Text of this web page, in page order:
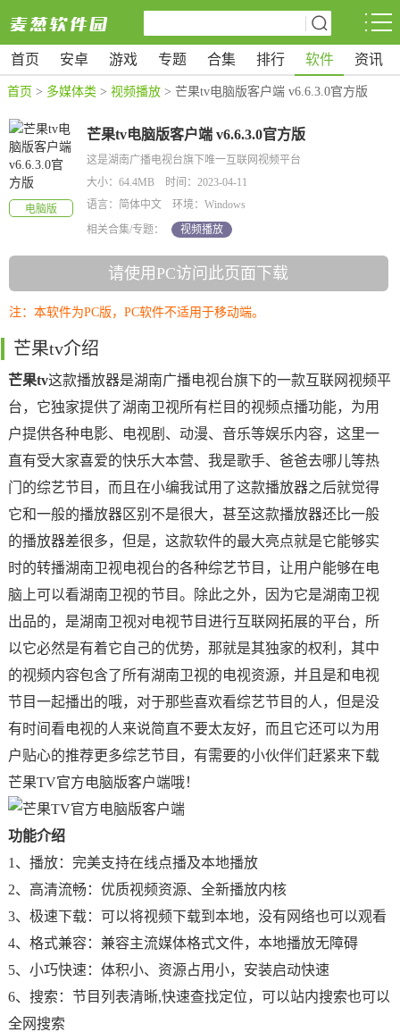
首页 安卓 游戏 专题 合集 排行 软件 资讯
首页 > 多媒体类 > 视频播放 > 芒果tv电脑版客户端 v6.6.3.0官方版
电脑版
芒果tv电脑版客户端 v6.6.3.0官方版
这是湖南广播电视台旗下唯一互联网视频平台
大小：64.4MB 时间：2023-04-11
语言：简体中文 环境：Windows
相关合集/专题：
视频播放
请使用PC访问此页面下载
注：本软件为PC版，PC软件不适用于移动端。
芒果tv介绍
芒果tv这款播放器是湖南广播电视台旗下的一款互联网视频平
台，它独家提供了湖南卫视所有栏目的视频点播功能，为用
户提供各种电影、电视剧、动漫、音乐等娱乐内容，这里一
直有受大家喜爱的快乐大本营、我是歌手、爸爸去哪儿等热
门的综艺节目，而且在小编我试用了这款播放器之后就觉得
它和一般的播放器区别不是很大，甚至这款播放器还比一般
的播放器差很多，但是，这款软件的最大亮点就是它能够实
时的转播湖南卫视电视台的各种综艺节目，让用户能够在电
脑上可以看湖南卫视的节目。除此之外，因为它是湖南卫视
出品的，是湖南卫视对电视节目进行互联网拓展的平台，所
以它必然是有着它自己的优势，那就是其独家的权利，其中
的视频内容包含了所有湖南卫视的电视资源，并且是和电视
节目一起播出的哦，对于那些喜欢看综艺节目的人，但是没
有时间看电视的人来说简直不要太友好，而且它还可以为用
户贴心的推荐更多综艺节目，有需要的小伙伴们赶紧来下载
芒果TV官方电脑版客户端哦！
功能介绍
1、播放：完美支持在线点播及本地播放
2、高清流畅：优质视频资源、全新播放内核
3、极速下载：可以将视频下载到本地，没有网络也可以观看
4、格式兼容：兼容主流媒体格式文件，本地播放无障碍
5、小巧快速：体积小、资源占用小，安装启动快速
6、搜索：节目列表清晰,快速查找定位，可以站内搜索也可以
全网搜索